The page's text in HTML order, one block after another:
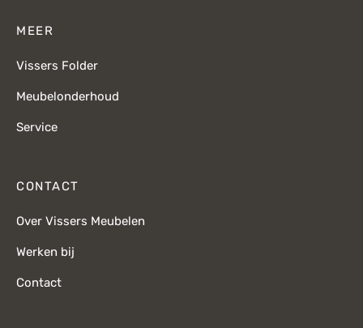
MEER
Vissers Folder
Meubelonderhoud
Service
CONTACT
Over Vissers Meubelen
Werken bij
Contact